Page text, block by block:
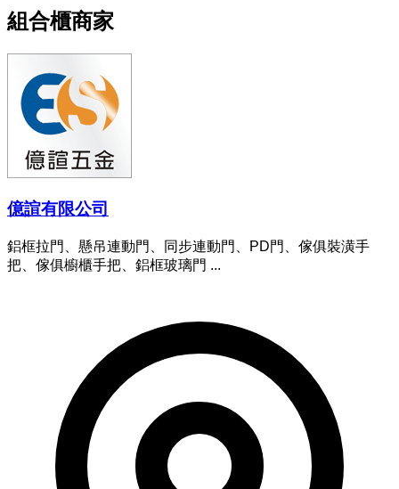
組合櫃商家
億諠有限公司
鋁框拉門、懸吊連動門、同步連動門、PD門、傢俱裝潢手
把、傢俱櫥櫃手把、鋁框玻璃門 ...